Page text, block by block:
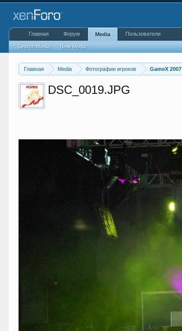
Главная Media Фотографии игроков GameX 2007
DSC_0019.JPG
Главная Форум Media
Search Media New Media
Пользователи